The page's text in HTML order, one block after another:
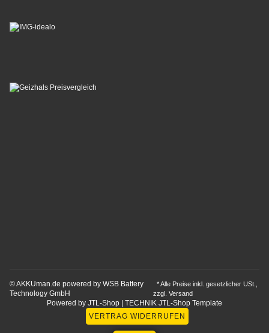
© AKKUman.de powered by WSB Battery
Technology GmbH
* Alle Preise inkl. gesetzlicher USt.,
zzgl. Versand
Powered by JTL-Shop
TECHNIK JTL-Shop Template
VERTRAG WIDERRUFEN